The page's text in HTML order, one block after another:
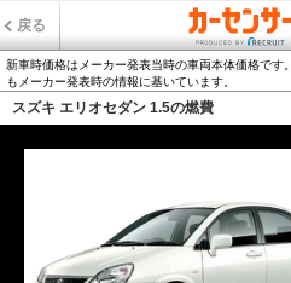
戻る
新車時価格はメーカー発表当時の車両本体価格です
もメーカー発表時の情報に基いています。
スズキ エリオセダン 1.5の燃費